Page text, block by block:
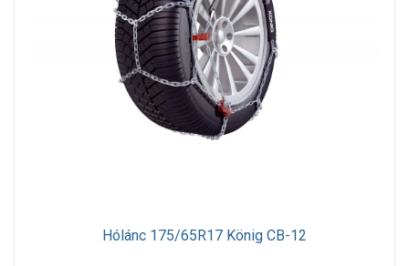
Hólánc 175/65R17 König CB-12